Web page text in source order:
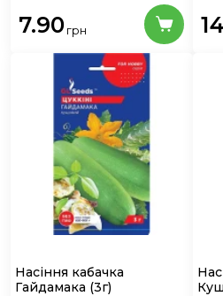
7.90 грн
Насіння кабачка
Гайдамака (3г)